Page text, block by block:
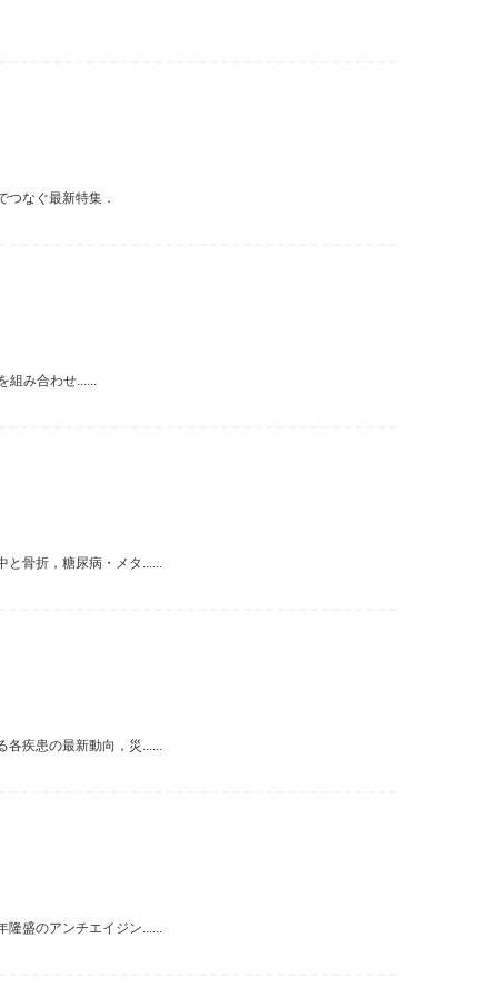
なぐ最新特集．
組み合わせ......
と骨折，糖尿病・メタ......
各疾患の最新動向，災......
隆盛のアンチエイジン......